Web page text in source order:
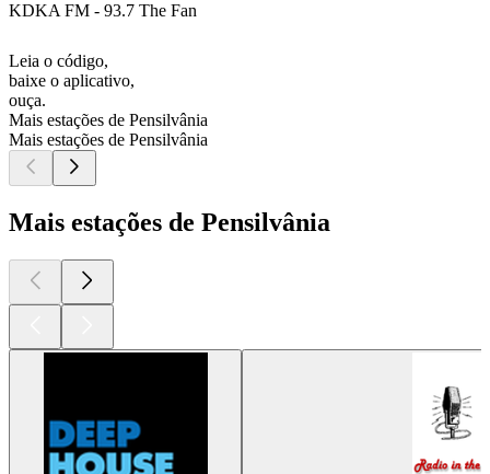
KDKA FM - 93.7 The Fan
Leia o código,
baixe o aplicativo,
ouça.
Mais estações de Pensilvânia
Mais estações de Pensilvânia
Mais estações de Pensilvânia